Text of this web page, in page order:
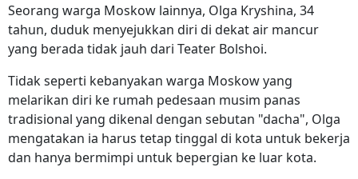
Seorang warga Moskow lainnya, Olga Kryshina, 34
tahun, duduk menyejukkan diri di dekat air mancur
yang berada tidak jauh dari Teater Bolshoi.
Tidak seperti kebanyakan warga Moskow yang
melarikan diri ke rumah pedesaan musim panas
tradisional yang dikenal dengan sebutan "dacha", Olga
mengatakan ia harus tetap tinggal di kota untuk bekerja
dan hanya bermimpi untuk bepergian ke luar kota.